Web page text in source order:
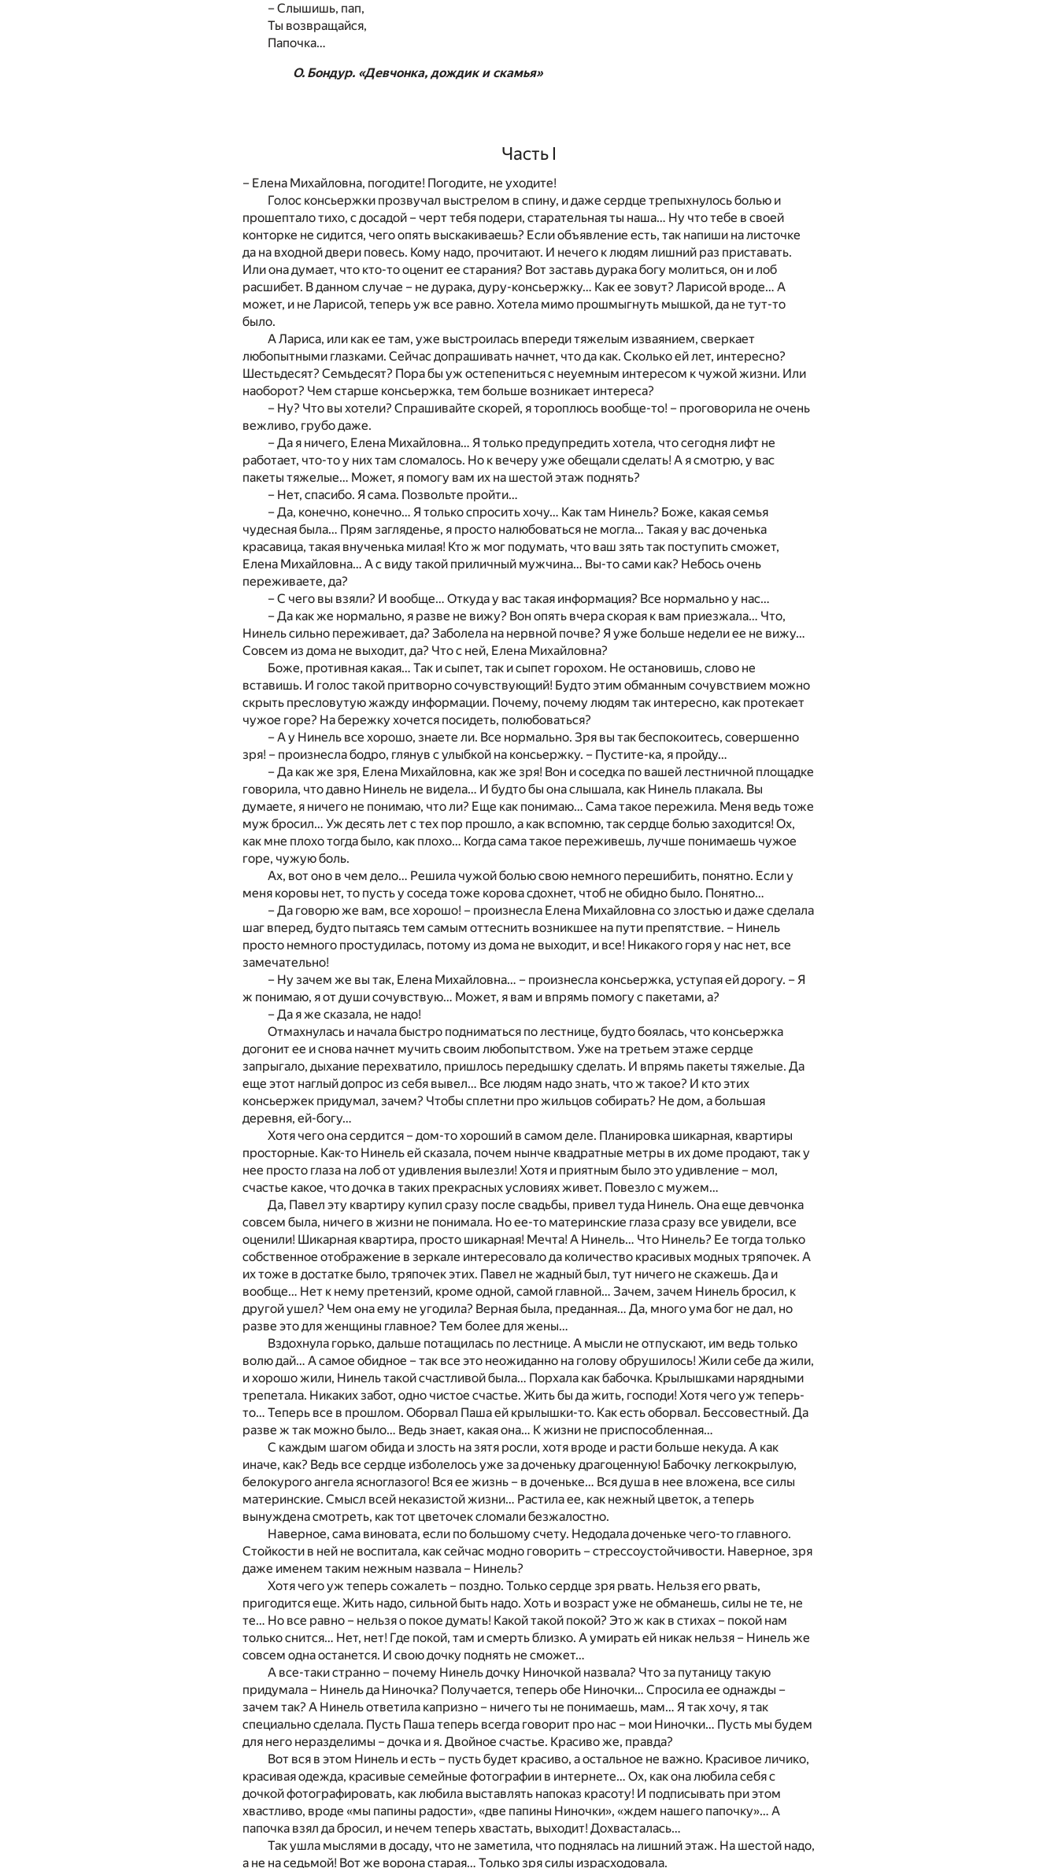
– Слышишь, пап,
Ты возвращайся,
Папочка…
О. Бондур. «Девчонка, дождик и скамья»
Часть I
– Елена Михайловна, погодите! Погодите, не уходите!
Голос консьержки прозвучал выстрелом в спину, и даже сердце трепыхнулось болью и
прошептало тихо, с досадой – черт тебя подери, старательная ты наша… Ну что тебе в своей
конторке не сидится, чего опять выскакиваешь? Если объявление есть, так напиши на листочке
да на входной двери повесь. Кому надо, прочитают. И нечего к людям лишний раз приставать.
Или она думает, что кто-то оценит ее старания? Вот заставь дурака богу молиться, он и лоб
расшибет. В данном случае – не дурака, дуру-консьержку… Как ее зовут? Ларисой вроде… А
может, и не Ларисой, теперь уж все равно. Хотела мимо прошмыгнуть мышкой, да не тут-то
было.
А Лариса, или как ее там, уже выстроилась впереди тяжелым изваянием, сверкает
любопытными глазками. Сейчас допрашивать начнет, что да как. Сколько ей лет, интересно?
Шестьдесят? Семьдесят? Пора бы уж остепениться с неуемным интересом к чужой жизни. Или
наоборот? Чем старше консьержка, тем больше возникает интереса?
– Ну? Что вы хотели? Спрашивайте скорей, я тороплюсь вообще-то! – проговорила не очень
вежливо, грубо даже.
– Да я ничего, Елена Михайловна… Я только предупредить хотела, что сегодня лифт не
работает, что-то у них там сломалось. Но к вечеру уже обещали сделать! А я смотрю, у вас
пакеты тяжелые… Может, я помогу вам их на шестой этаж поднять?
– Нет, спасибо. Я сама. Позвольте пройти…
– Да, конечно, конечно… Я только спросить хочу… Как там Нинель? Боже, какая семья
чудесная была… Прям загляденье, я просто налюбоваться не могла… Такая у вас доченька
красавица, такая внученька милая! Кто ж мог подумать, что ваш зять так поступить сможет,
Елена Михайловна… А с виду такой приличный мужчина… Вы-то сами как? Небось очень
переживаете, да?
– С чего вы взяли? И вообще… Откуда у вас такая информация? Все нормально у нас…
– Да как же нормально, я разве не вижу? Вон опять вчера скорая к вам приезжала… Что,
Нинель сильно переживает, да? Заболела на нервной почве? Я уже больше недели ее не вижу…
Совсем из дома не выходит, да? Что с ней, Елена Михайловна?
Боже, противная какая… Так и сыпет, так и сыпет горохом. Не остановишь, слово не
вставишь. И голос такой притворно сочувствующий! Будто этим обманным сочувствием можно
скрыть пресловутую жажду информации. Почему, почему людям так интересно, как протекает
чужое горе? На бережку хочется посидеть, полюбоваться?
– А у Нинель все хорошо, знаете ли. Все нормально. Зря вы так беспокоитесь, совершенно
зря! – произнесла бодро, глянув с улыбкой на консьержку. – Пустите-ка, я пройду…
– Да как же зря, Елена Михайловна, как же зря! Вон и соседка по вашей лестничной площадке
говорила, что давно Нинель не видела… И будто бы она слышала, как Нинель плакала. Вы
думаете, я ничего не понимаю, что ли? Еще как понимаю… Сама такое пережила. Меня ведь тоже
муж бросил… Уж десять лет с тех пор прошло, а как вспомню, так сердце болью заходится! Ох,
как мне плохо тогда было, как плохо… Когда сама такое переживешь, лучше понимаешь чужое
горе, чужую боль.
Ах, вот оно в чем дело… Решила чужой болью свою немного перешибить, понятно. Если у
меня коровы нет, то пусть у соседа тоже корова сдохнет, чтоб не обидно было. Понятно…
– Да говорю же вам, все хорошо! – произнесла Елена Михайловна со злостью и даже сделала
шаг вперед, будто пытаясь тем самым оттеснить возникшее на пути препятствие. – Нинель
просто немного простудилась, потому из дома не выходит, и все! Никакого горя у нас нет, все
замечательно!
– Ну зачем же вы так, Елена Михайловна… – произнесла консьержка, уступая ей дорогу. – Я
ж понимаю, я от души сочувствую… Может, я вам и впрямь помогу с пакетами, а?
– Да я же сказала, не надо!
Отмахнулась и начала быстро подниматься по лестнице, будто боялась, что консьержка
догонит ее и снова начнет мучить своим любопытством. Уже на третьем этаже сердце
запрыгало, дыхание перехватило, пришлось передышку сделать. И впрямь пакеты тяжелые. Да
еще этот наглый допрос из себя вывел… Все людям надо знать, что ж такое? И кто этих
консьержек придумал, зачем? Чтобы сплетни про жильцов собирать? Не дом, а большая
деревня, ей-богу…
Хотя чего она сердится – дом-то хороший в самом деле. Планировка шикарная, квартиры
просторные. Как-то Нинель ей сказала, почем нынче квадратные метры в их доме продают, так у
нее просто глаза на лоб от удивления вылезли! Хотя и приятным было это удивление – мол,
счастье какое, что дочка в таких прекрасных условиях живет. Повезло с мужем…
Да, Павел эту квартиру купил сразу после свадьбы, привел туда Нинель. Она еще девчонка
совсем была, ничего в жизни не понимала. Но ее-то материнские глаза сразу все увидели, все
оценили! Шикарная квартира, просто шикарная! Мечта! А Нинель… Что Нинель? Ее тогда только
собственное отображение в зеркале интересовало да количество красивых модных тряпочек. А
их тоже в достатке было, тряпочек этих. Павел не жадный был, тут ничего не скажешь. Да и
вообще… Нет к нему претензий, кроме одной, самой главной… Зачем, зачем Нинель бросил, к
другой ушел? Чем она ему не угодила? Верная была, преданная… Да, много ума бог не дал, но
разве это для женщины главное? Тем более для жены…
Вздохнула горько, дальше потащилась по лестнице. А мысли не отпускают, им ведь только
волю дай… А самое обидное – так все это неожиданно на голову обрушилось! Жили себе да жили,
и хорошо жили, Нинель такой счастливой была… Порхала как бабочка. Крылышками нарядными
трепетала. Никаких забот, одно чистое счастье. Жить бы да жить, господи! Хотя чего уж теперь-
то… Теперь все в прошлом. Оборвал Паша ей крылышки-то. Как есть оборвал. Бессовестный. Да
разве ж так можно было… Ведь знает, какая она… К жизни не приспособленная…
С каждым шагом обида и злость на зятя росли, хотя вроде и расти больше некуда. А как
иначе, как? Ведь все сердце изболелось уже за доченьку драгоценную! Бабочку легкокрылую,
белокурого ангела ясноглазого! Вся ее жизнь – в доченьке… Вся душа в нее вложена, все силы
материнские. Смысл всей неказистой жизни… Растила ее, как нежный цветок, а теперь
вынуждена смотреть, как тот цветочек сломали безжалостно.
Наверное, сама виновата, если по большому счету. Недодала доченьке чего-то главного.
Стойкости в ней не воспитала, как сейчас модно говорить – стрессоустойчивости. Наверное, зря
даже именем таким нежным назвала – Нинель?
Хотя чего уж теперь сожалеть – поздно. Только сердце зря рвать. Нельзя его рвать,
пригодится еще. Жить надо, сильной быть надо. Хоть и возраст уже не обманешь, силы не те, не
те… Но все равно – нельзя о покое думать! Какой такой покой? Это ж как в стихах – покой нам
только снится… Нет, нет! Где покой, там и смерть близко. А умирать ей никак нельзя – Нинель же
совсем одна останется. И свою дочку поднять не сможет…
А все-таки странно – почему Нинель дочку Ниночкой назвала? Что за путаницу такую
придумала – Нинель да Ниночка? Получается, теперь обе Ниночки… Спросила ее однажды –
зачем так? А Нинель ответила капризно – ничего ты не понимаешь, мам… Я так хочу, я так
специально сделала. Пусть Паша теперь всегда говорит про нас – мои Ниночки… Пусть мы будем
для него неразделимы – дочка и я. Двойное счастье. Красиво же, правда?
Вот вся в этом Нинель и есть – пусть будет красиво, а остальное не важно. Красивое личико,
красивая одежда, красивые семейные фотографии в интернете… Ох, как она любила себя с
дочкой фотографировать, как любила выставлять напоказ красоту! И подписывать при этом
хвастливо, вроде «мы папины радости», «две папины Ниночки», «ждем нашего папочку»… А
папочка взял да бросил, и нечем теперь хвастать, выходит! Дохвасталась…
Так ушла мыслями в досаду, что не заметила, что поднялась на лишний этаж. На шестой надо,
а не на седьмой! Вот же ворона старая… Только зря силы израсходовала.